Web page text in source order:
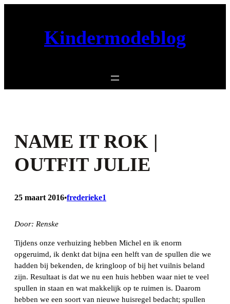
Kindermodeblog
NAME IT ROK |
OUTFIT JULIE
25 maart 2016•frederieke1
Door: Renske
Tijdens onze verhuizing hebben Michel en ik enorm
opgeruimd, ik denkt dat bijna een helft van de spullen die we
hadden bij bekenden, de kringloop of bij het vuilnis beland
zijn. Resultaat is dat we nu een huis hebben waar niet te veel
spullen in staan en wat makkelijk op te ruimen is. Daarom
hebben we een soort van nieuwe huisregel bedacht; spullen